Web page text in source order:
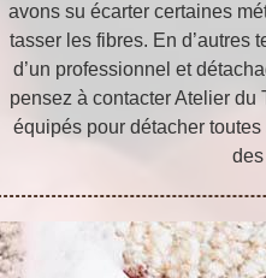
avons su écarter certaines
tasser les fibres. En d’autres
d’un professionnel et
pensez à contacter Atelier du
équipés pour détacher